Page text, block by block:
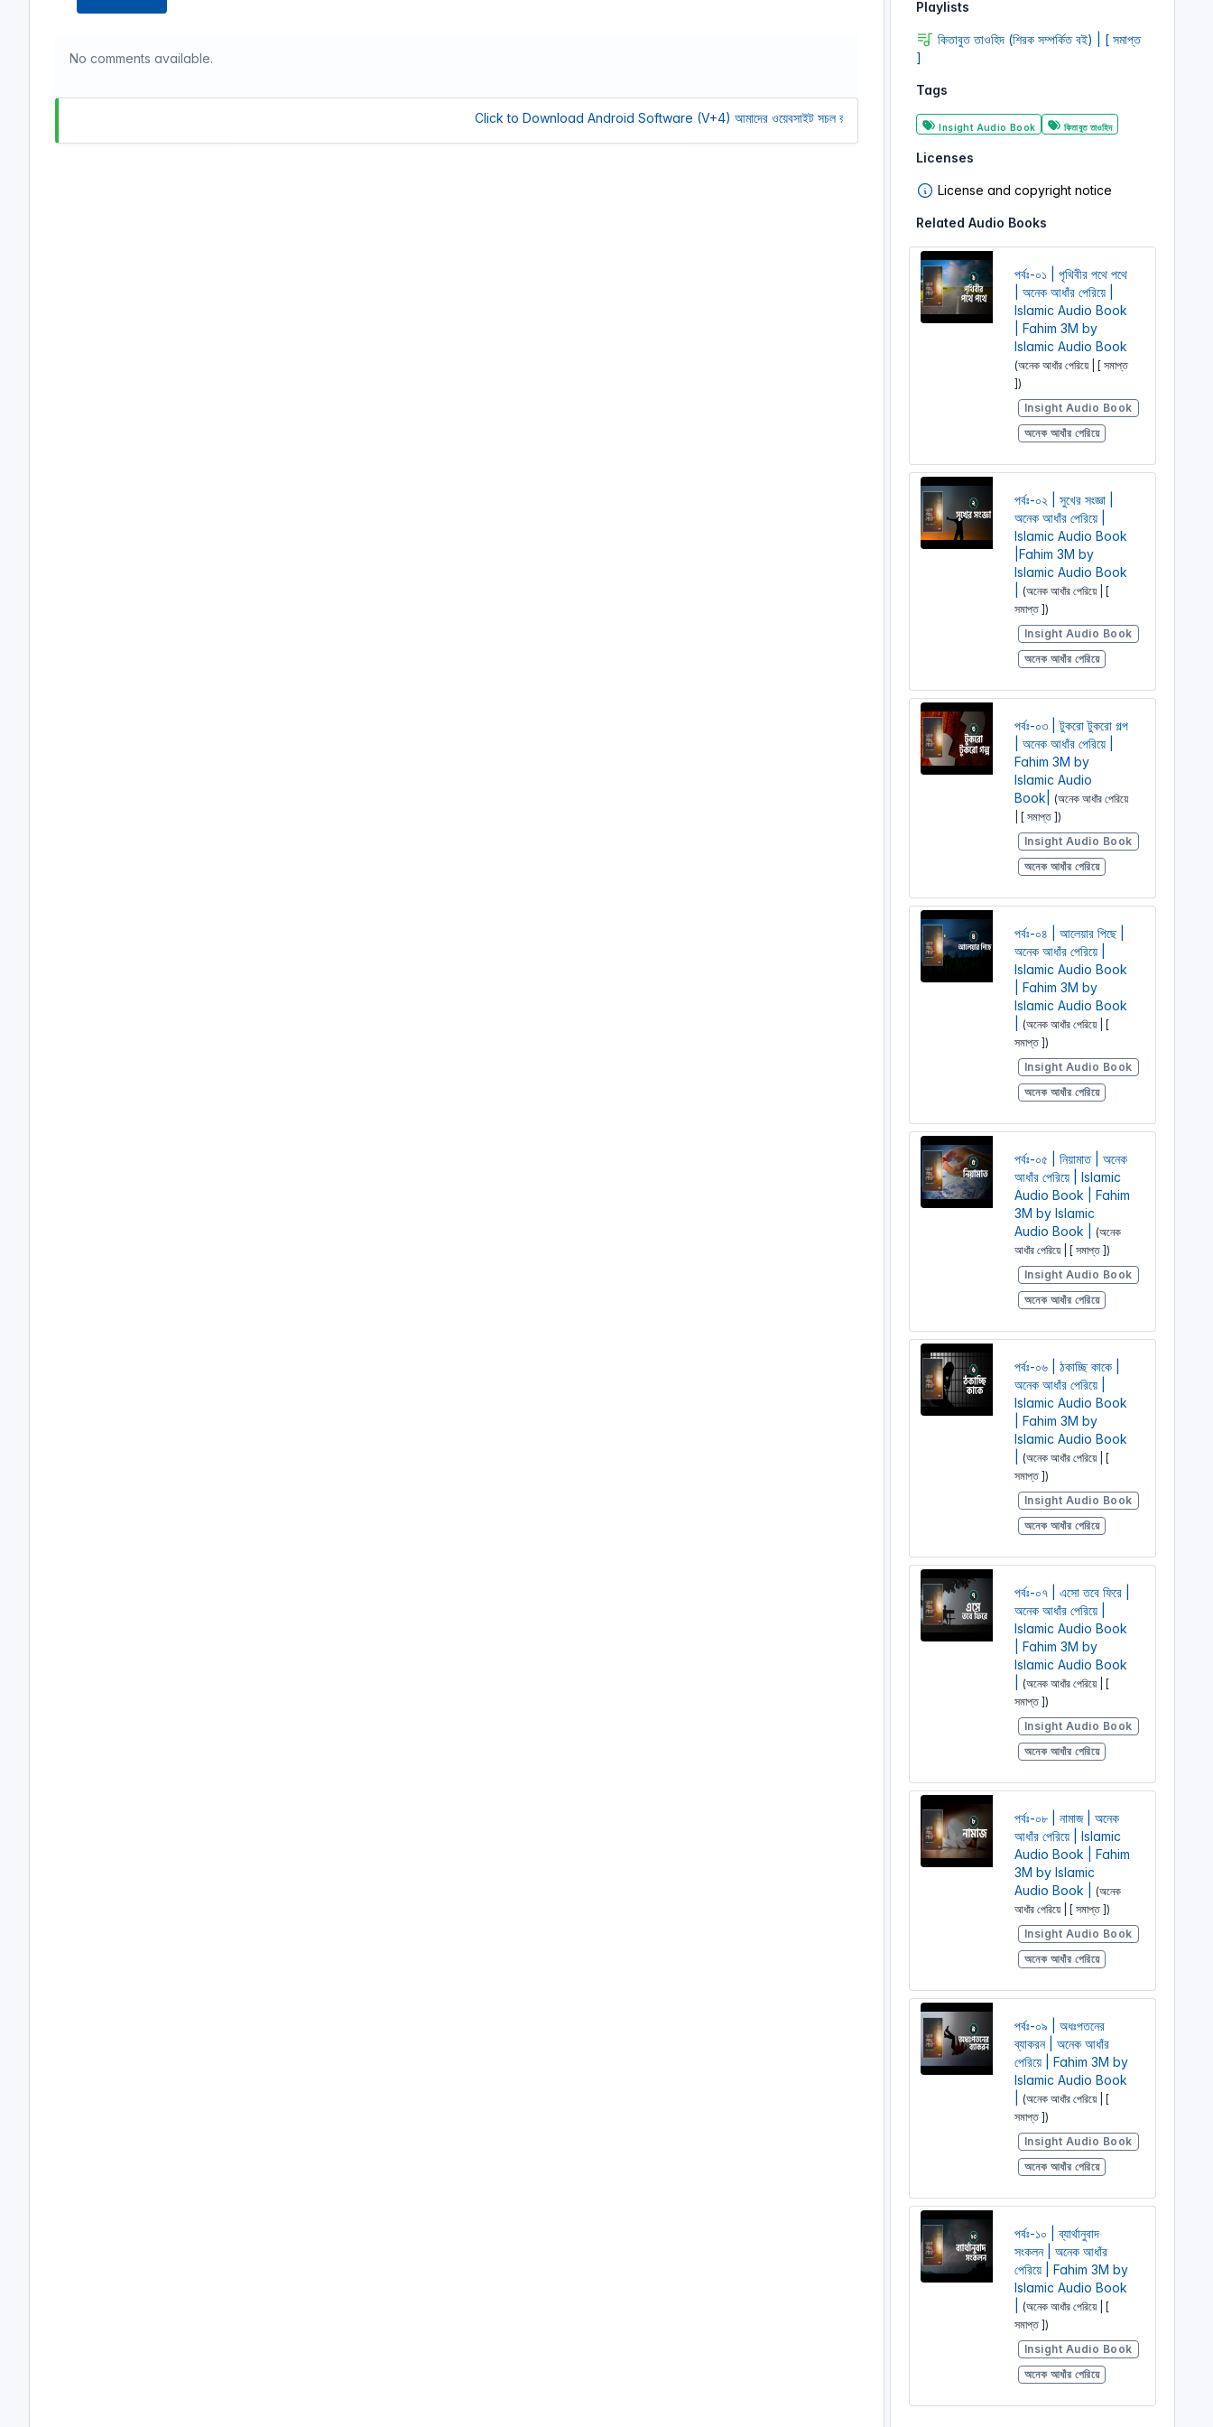
No comments available.
Click to Download Android Software (V+4) আমাদের ওয়েবসাইট সচল রাখতে আমাদের অর্থ সাহায্য করুন। আমরা একটি অলাভজনক ওয়েবসাইট, আমরা ওয়েবসাইট
Playlists
কিতাবুত তাওহিদ (শিরক সম্পর্কিত বই) | [ সমাপ্ত
]
Tags
Insight Audio Book কিতাবুত তাওহিদ
Licenses
License and copyright notice
Related Audio Books
পর্বঃ-০১ | পৃথিবীর পথে পথে
| অনেক আধাঁর পেরিয়ে |
Islamic Audio Book
| Fahim 3M by
Islamic Audio Book
(অনেক আধাঁর পেরিয়ে | [ সমাপ্ত
])
Insight Audio Book
অনেক আধাঁর পেরিয়ে
পর্বঃ-০২ | সুখের সংজ্ঞা |
অনেক আধাঁর পেরিয়ে |
Islamic Audio Book
|Fahim 3M by
Islamic Audio Book
(অনেক আধাঁর পেরিয়ে | [
সমাপ্ত ])
Insight Audio Book
অনেক আধাঁর পেরিয়ে
পর্বঃ-০৩ | টুকরো টুকরো গল্প
| অনেক আধাঁর পেরিয়ে |
Fahim 3M by
Islamic Audio
Book|
(অনেক আধাঁর পেরিয়ে
| [ সমাপ্ত ])
Insight Audio Book
অনেক আধাঁর পেরিয়ে
পর্বঃ-০৪ | আলেয়ার পিছে |
অনেক আধাঁর পেরিয়ে |
Islamic Audio Book
| Fahim 3M by
Islamic Audio Book
(অনেক আধাঁর পেরিয়ে | [
সমাপ্ত ])
Insight Audio Book
অনেক আধাঁর পেরিয়ে
পর্বঃ-০৫ | নিয়ামাত | অনেক
আধাঁর পেরিয়ে | Islamic
Audio Book | Fahim
3M by Islamic
Audio Book |
(অনেক
আধাঁর পেরিয়ে | [ সমাপ্ত ])
Insight Audio Book
অনেক আধাঁর পেরিয়ে
পর্বঃ-০৬ | ঠকাচ্ছি কাকে |
অনেক আধাঁর পেরিয়ে |
Islamic Audio Book
| Fahim 3M by
Islamic Audio Book
(অনেক আধাঁর পেরিয়ে | [
সমাপ্ত ])
Insight Audio Book
অনেক আধাঁর পেরিয়ে
পর্বঃ-০৭ | এসো তবে ফিরে |
অনেক আধাঁর পেরিয়ে |
Islamic Audio Book
| Fahim 3M by
Islamic Audio Book
(অনেক আধাঁর পেরিয়ে | [
সমাপ্ত ])
Insight Audio Book
অনেক আধাঁর পেরিয়ে
পর্বঃ-০৮ | নামাজ | অনেক
আধাঁর পেরিয়ে | Islamic
Audio Book | Fahim
3M by Islamic
Audio Book |
(অনেক
আধাঁর পেরিয়ে | [ সমাপ্ত ])
Insight Audio Book
অনেক আধাঁর পেরিয়ে
পর্বঃ-০৯ | অধঃপতনের
ব্যাকরন | অনেক আধাঁর
পেরিয়ে | Fahim 3M by
Islamic Audio Book
(অনেক আধাঁর পেরিয়ে | [
সমাপ্ত ])
Insight Audio Book
অনেক আধাঁর পেরিয়ে
পর্বঃ-১০ | ব্যার্থানুবাদ
সংকলন | অনেক আধাঁর
পেরিয়ে | Fahim 3M by
Islamic Audio Book
(অনেক আধাঁর পেরিয়ে | [
সমাপ্ত ])
Insight Audio Book
অনেক আধাঁর পেরিয়ে